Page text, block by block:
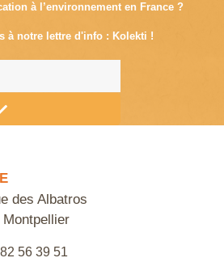
à l’environnement en France ?
à notre lettre d'info : Kolekti !
des Albatros
Montpellier
56 39 51